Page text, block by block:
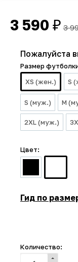
3 590 ₽ 3
Пожалуйста
Размер
XS (жен.)
S
S (муж.) M
2XL (муж.)
Цвет:
Гид по
Количество: